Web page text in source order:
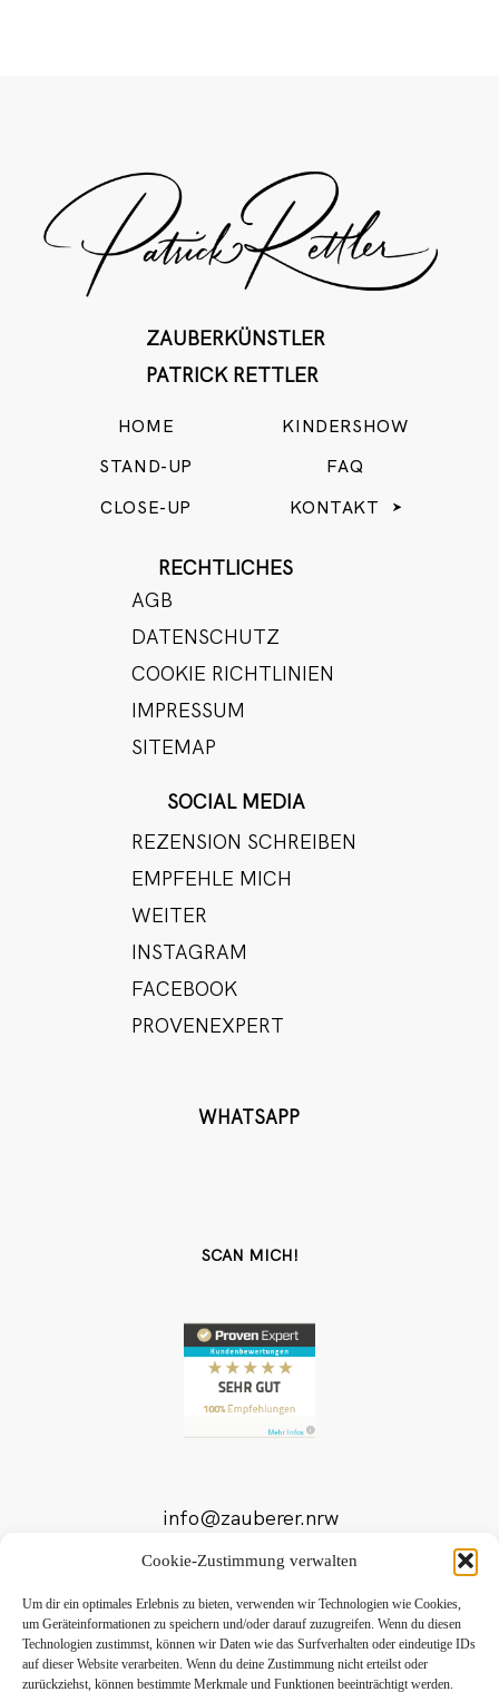
Cookie-Zustimmung verwalten
Um dir ein optimales Erlebnis zu bieten, verwenden wir Technologien wie Cookies,
um Geräteinformationen zu speichern und/oder darauf zuzugreifen. Wenn du diesen
Technologien zustimmst, können wir Daten wie das Surfverhalten oder eindeutige IDs
auf dieser Website verarbeiten. Wenn du deine Zustimmung nicht erteilst oder
zurückziehst, können bestimmte Merkmale und Funktionen beeinträchtigt werden.
ZAUBERKÜNSTLER
PATRICK RETTLER
RECHTLICHES
SOCIAL MEDIA
REZENSION SCHREIBEN
EMPFEHLE MICH
WEITER
INSTAGRAM
FACEBOOK
PROVENEXPERT
AGB
DATENSCHUTZ
COOKIE RICHTLINIEN
IMPRESSUM
SITEMAP
WHATSAPP
Tel: +49 171 3 555 7 44
SCAN MICH!
info@zauberer.nrw
HOME
STAND-UP
CLOSE-UP
KINDERSHOW
FAQ
KONTAKT